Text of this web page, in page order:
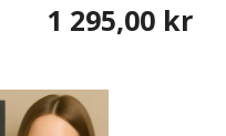
1 295,00 kr